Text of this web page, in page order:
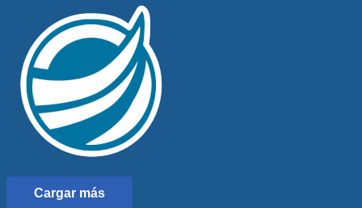
Cargar más